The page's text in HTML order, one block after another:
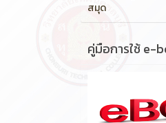
สมุด
คู่มือการใช้ e-